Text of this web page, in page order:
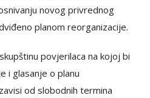
novog privrednog
planom reorganizacije.
povjerilaca na kojoj bi
i glasanje o planu
od slobodnih termina